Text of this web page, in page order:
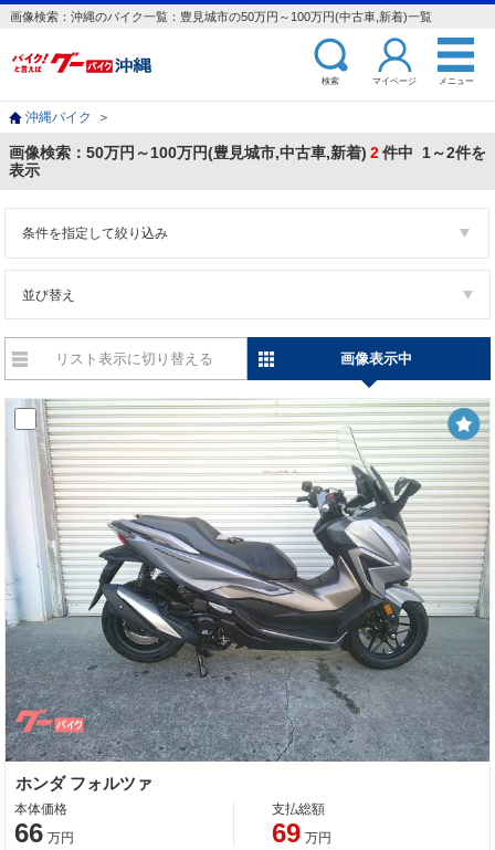
画像検索：沖縄のバイク一覧：豊見城市の50万円～100万円(中古車,新着)一覧
検索 マイページ メニュー
沖縄バイク ＞
画像検索：50万円～100万円(豊見城市,中古車,新着) 2件中 1～2件を
表示
条件を指定して絞り込み
並び替え
リスト表示に切り替える 画像表示中
ホンダ フォルツァ
本体価格
66 万円
支払総額
69 万円